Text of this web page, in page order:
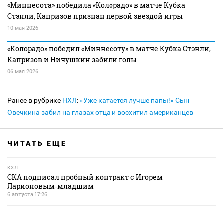
«Миннесота» победила «Колорадо» в матче Кубка
Стэнли, Капризов признан первой звездой игры
10 мая 2026
«Колорадо» победил «Миннесоту» в матче Кубка Стэнли,
Капризов и Ничушкин забили голы
06 мая 2026
Ранее в рубрике НХЛ:«Уже катается лучше папы!» Сын
Овечкина забил на глазах отца и восхитил американцев
ЧИТАТЬ ЕЩЕ
КХЛ
СКА подписал пробный контракт с Игорем
Ларионовым‑младшим
6 августа 17:26